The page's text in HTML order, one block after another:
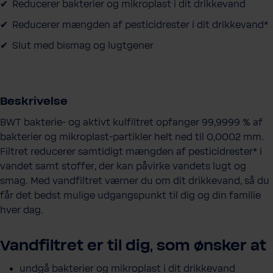
Reducerer bakterier og mikroplast i dit drikkevand
Reducerer mængden af pesticidrester i dit drikkevand*
Slut med bismag og lugtgener
Beskrivelse
BWT bakterie- og aktivt kulfiltret opfanger 99,9999 % af
bakterier og mikroplast-partikler helt ned til 0,0002 mm.
Filtret reducerer samtidigt mængden af pesticidrester* i
vandet samt stoffer, der kan påvirke vandets lugt og
smag. Med vandfiltret værner du om dit drikkevand, så du
får det bedst mulige udgangspunkt til dig og din familie
hver dag.
Vandfiltret er til dig, som ønsker at
undgå bakterier og mikroplast i dit drikkevand